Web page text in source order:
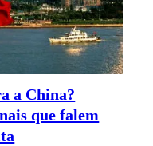
a China?
que falem